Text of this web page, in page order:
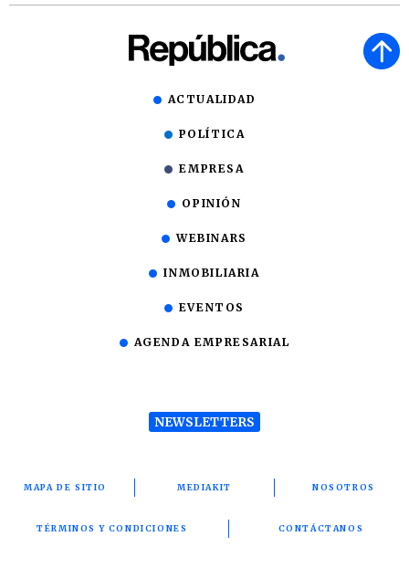
ACTUALIDAD
POLÍTICA
EMPRESA
OPINIÓN
WEBINARS
INMOBILIARIA
EVENTOS
AGENDA EMPRESARIAL
NEWSLETTERS
MAPA DE SITIO MEDIAKIT NOSOTROS
TÉRMINOS Y CONDICIONES CONTÁCTANOS